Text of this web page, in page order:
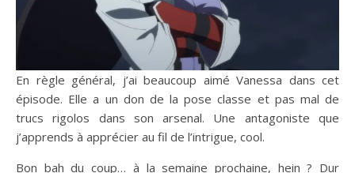
En règle général, j’ai beaucoup aimé Vanessa dans cet
épisode. Elle a un don de la pose classe et pas mal de
trucs rigolos dans son arsenal. Une antagoniste que
j’apprends à apprécier au fil de l’intrigue, cool.
Bon bah du coup… à la semaine prochaine, hein ? Dur